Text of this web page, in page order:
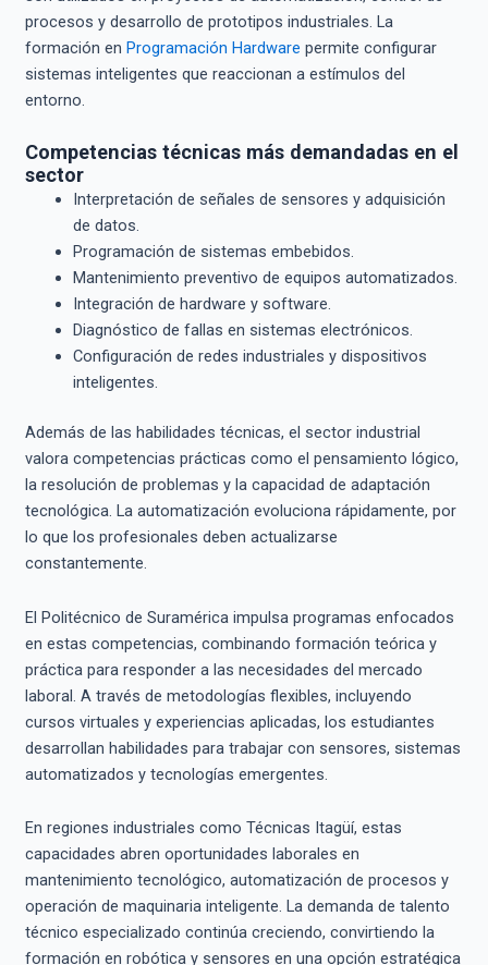
procesos y desarrollo de prototipos industriales. La
formación en Programación Hardware permite configurar
sistemas inteligentes que reaccionan a estímulos del
entorno.
Competencias técnicas más demandadas en el
sector
Interpretación de señales de sensores y adquisición
de datos.
Programación de sistemas embebidos.
Mantenimiento preventivo de equipos automatizados.
Integración de hardware y software.
Diagnóstico de fallas en sistemas electrónicos.
Configuración de redes industriales y dispositivos
inteligentes.
Además de las habilidades técnicas, el sector industrial
valora competencias prácticas como el pensamiento lógico,
la resolución de problemas y la capacidad de adaptación
tecnológica. La automatización evoluciona rápidamente, por
lo que los profesionales deben actualizarse
constantemente.
El Politécnico de Suramérica impulsa programas enfocados
en estas competencias, combinando formación teórica y
práctica para responder a las necesidades del mercado
laboral. A través de metodologías flexibles, incluyendo
cursos virtuales y experiencias aplicadas, los estudiantes
desarrollan habilidades para trabajar con sensores, sistemas
automatizados y tecnologías emergentes.
En regiones industriales como Técnicas Itagüí, estas
capacidades abren oportunidades laborales en
mantenimiento tecnológico, automatización de procesos y
operación de maquinaria inteligente. La demanda de talento
técnico especializado continúa creciendo, convirtiendo la
formación en robótica y sensores en una opción estratégica